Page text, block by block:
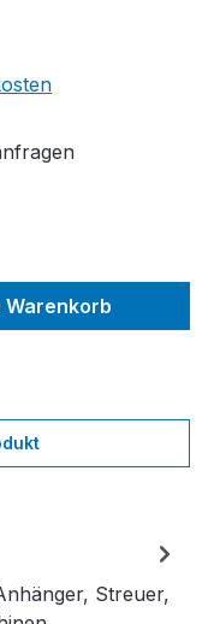
Warenkorb
Streuer,